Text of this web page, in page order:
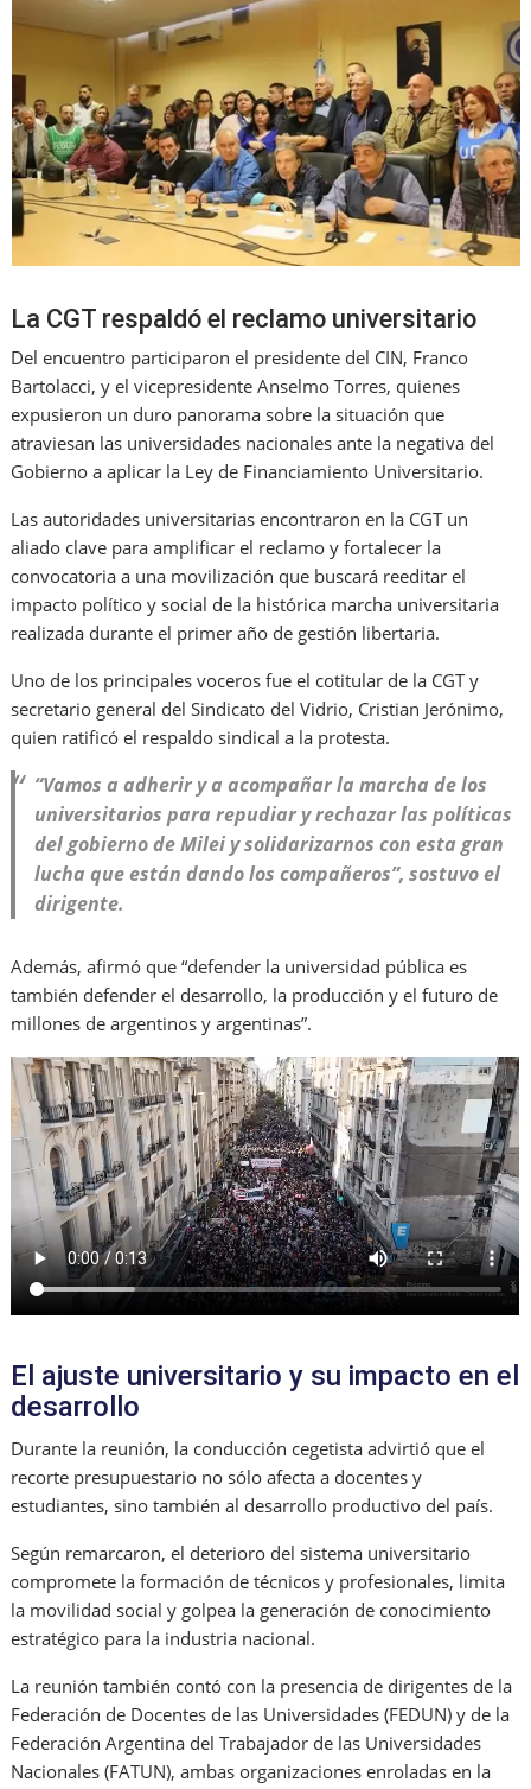
La CGT respaldó el reclamo universitario
Del encuentro participaron el presidente del CIN, Franco
Bartolacci, y el vicepresidente Anselmo Torres, quienes
expusieron un duro panorama sobre la situación que
atraviesan las universidades nacionales ante la negativa del
Gobierno a aplicar la Ley de Financiamiento Universitario.
Las autoridades universitarias encontraron en la CGT un
aliado clave para amplificar el reclamo y fortalecer la
convocatoria a una movilización que buscará reeditar el
impacto político y social de la histórica marcha universitaria
realizada durante el primer año de gestión libertaria.
Uno de los principales voceros fue el cotitular de la CGT y
secretario general del Sindicato del Vidrio, Cristian Jerónimo,
quien ratificó el respaldo sindical a la protesta.
“Vamos a adherir y a acompañar la marcha de los
universitarios para repudiar y rechazar las políticas
del gobierno de Milei y solidarizarnos con esta gran
lucha que están dando los compañeros”, sostuvo el
dirigente.
Además, afirmó que “defender la universidad pública es
también defender el desarrollo, la producción y el futuro de
millones de argentinos y argentinas”.
El ajuste universitario y su impacto en el
desarrollo
Durante la reunión, la conducción cegetista advirtió que el
recorte presupuestario no sólo afecta a docentes y
estudiantes, sino también al desarrollo productivo del país.
Según remarcaron, el deterioro del sistema universitario
compromete la formación de técnicos y profesionales, limita
la movilidad social y golpea la generación de conocimiento
estratégico para la industria nacional.
La reunión también contó con la presencia de dirigentes de la
Federación de Docentes de las Universidades (FEDUN) y de la
Federación Argentina del Trabajador de las Universidades
Nacionales (FATUN), ambas organizaciones enroladas en la